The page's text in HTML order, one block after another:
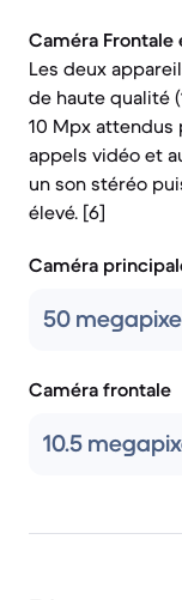
Caméra Frontale
Les deux
de haute qualité
10 Mpx attendus
appels vidéo et
un son stéréo
élevé. [6]
Caméra
50
Caméra frontale
10.5